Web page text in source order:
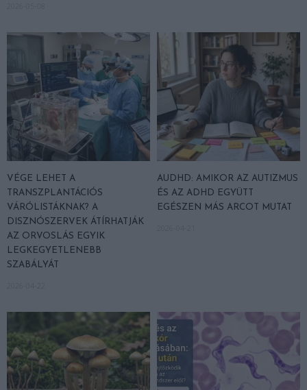
VÉGE LEHET A
TRANSZPLANTÁCIÓS
VÁRÓLISTÁKNAK? A
DISZNÓSZERVEK ÁTÍRHATJÁK
AZ ORVOSLÁS EGYIK
LEGKEGYETLENEBB
SZABÁLYÁT
AUDHD: AMIKOR AZ AUTIZMUS
ÉS AZ ADHD EGYÜTT
EGÉSZEN MÁS ARCOT MUTAT